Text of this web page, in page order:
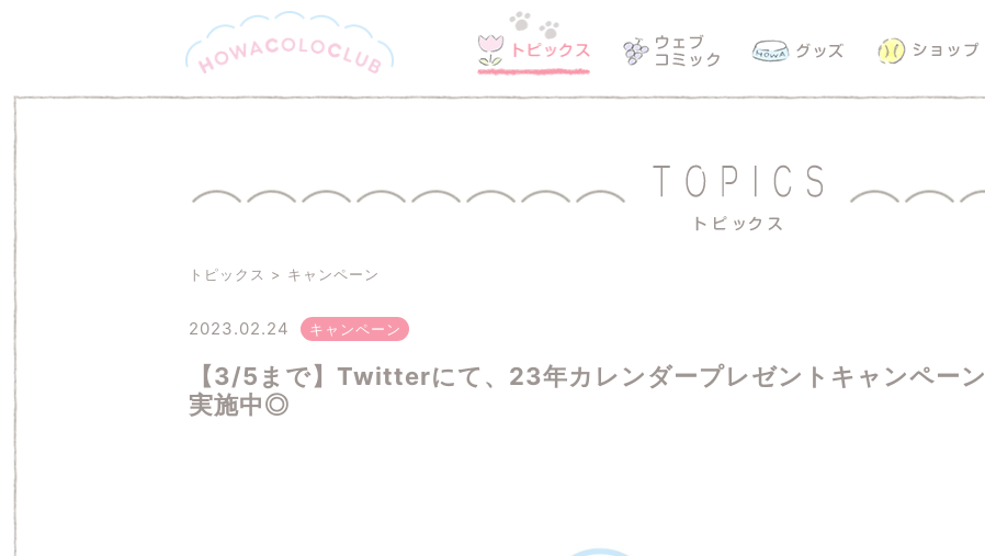
トピックス キャンペーン
2023.02.24 キャンペーン
【3/5まで】Twitterにて、23年カレンダープレゼントキャンペーン
実施中◎